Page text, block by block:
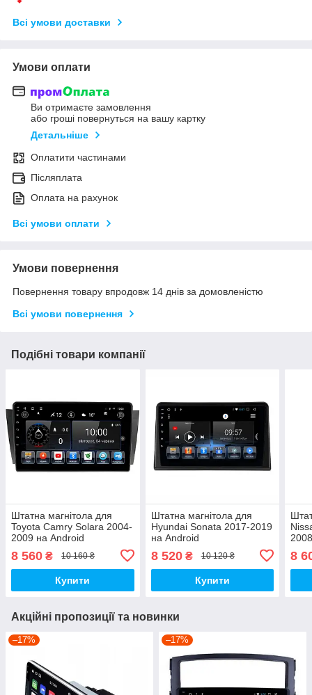
Всі умови доставки
Умови оплати
Ви отримаєте замовлення
або гроші повернуться на вашу картку
Детальніше
Оплатити частинами
Післяплата
Оплата на рахунок
Всі умови оплати
Умови повернення
Повернення товару впродовж 14 днів за домовленістю
Всі умови повернення
Подібні товари компанії
Штатна магнітола для
Toyota Camry Solara 2004-
2009 на Android
8 560 ₴ 10 160 ₴
Купити
Штатна магнітола для
Hyundai Sonata 2017-2019
на Android
8 520₴ 10 120 ₴
Купити
8
Акційні пропозиції та новинки
–17% –17%